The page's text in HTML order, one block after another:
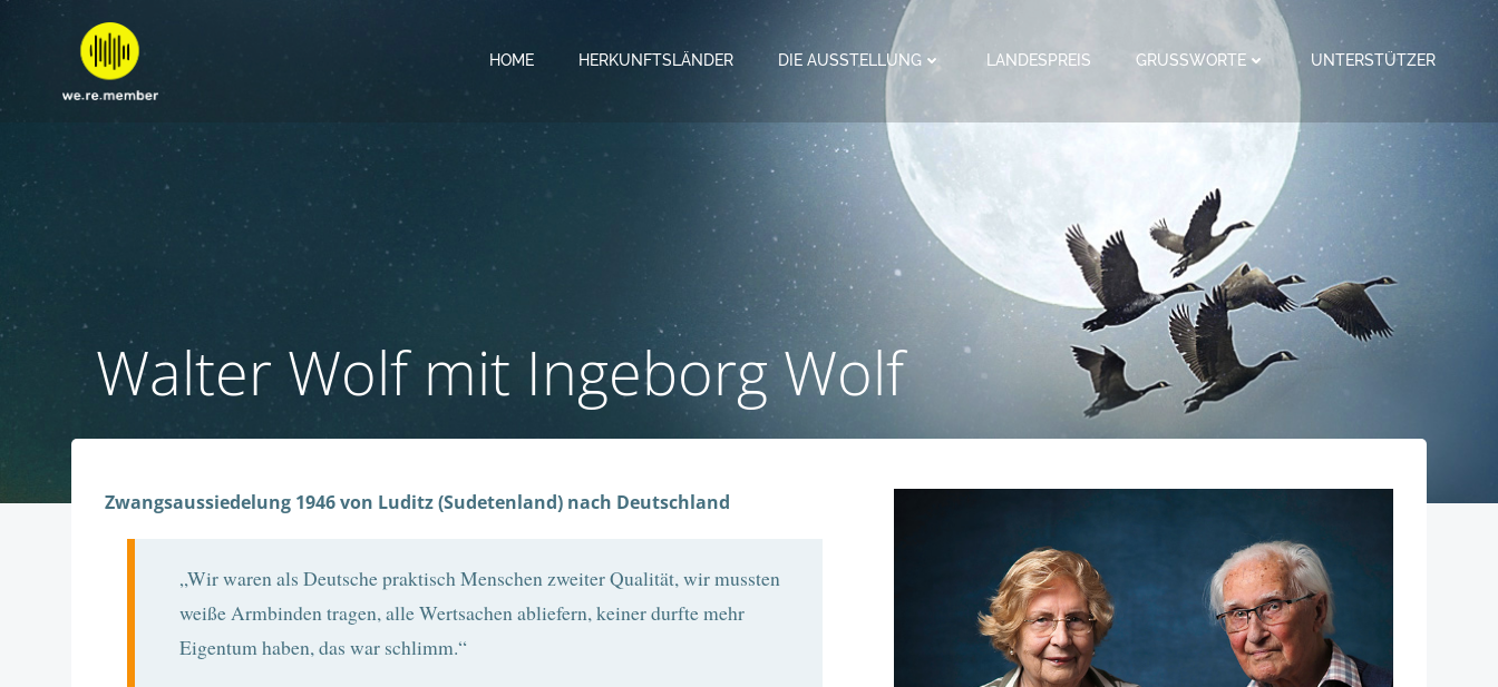
HOME HERKUNFTSLÄNDER DIE AUSSTELLUNG LANDESPREIS GRUSSWORTE UNTERSTÜTZER
Walter Wolf mit Ingeborg Wolf
Zwangsaussiedelung 1946 von Luditz (Sudetenland) nach Deutschland
„Wir waren als Deutsche praktisch Menschen zweiter Qualität, wir mussten
weiße Armbinden tragen, alle Wertsachen abliefern, keiner durfte mehr
Eigentum haben, das war schlimm.“